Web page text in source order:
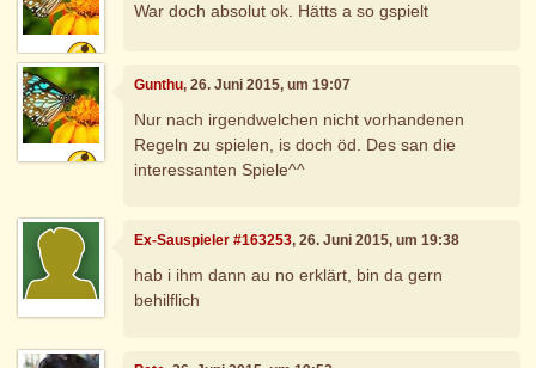
War doch absolut ok. Hätts a so gspielt
Gunthu, 26. Juni 2015, um 19:07
Nur nach irgendwelchen nicht vorhandenen
Regeln zu spielen, is doch öd. Des san die
interessanten Spiele^^
Ex-Sauspieler #163253, 26. Juni 2015, um 19:38
hab i ihm dann au no erklärt, bin da gern
behilflich